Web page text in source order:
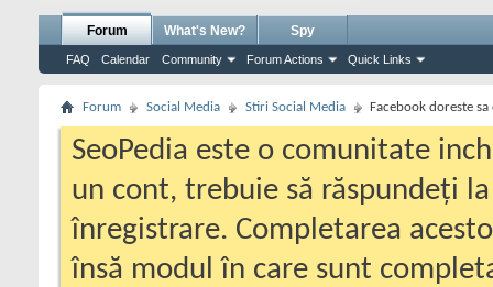
Forum
FAQ Calendar Community Forum Actions Quick Links
What's New? Spy
Forum Social Media Stiri Social Media Facebook doreste
SeoPedia este o comunitate
un cont, trebuie să răspundeți
înregistrare. Completarea
însă modul în care sunt